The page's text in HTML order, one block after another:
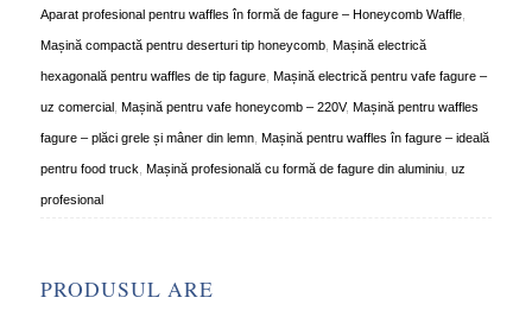
Aparat profesional pentru waffles în formă de fagure – Honeycomb Waffle,
Mașină compactă pentru deserturi tip honeycomb, Mașină electrică
hexagonală pentru waffles de tip fagure, Mașină electrică pentru vafe fagure –
uz comercial, Mașină pentru vafe honeycomb – 220V, Mașină pentru waffles
fagure – plăci grele și mâner din lemn, Mașină pentru waffles în fagure – ideală
pentru food truck Mașină profesională cu formă de fagure din aluminiu, uz
profesional
PRODUSUL ARE